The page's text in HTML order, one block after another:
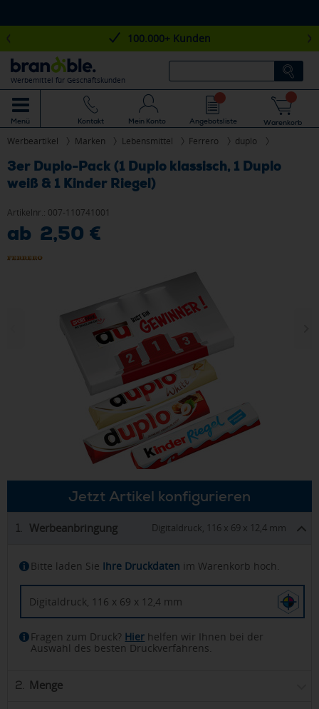
100.000+ Kunden
Werbemittel für Geschäftskunden
Menü Kontakt Mein Konto Angebotsliste Warenkorb
Werbeartikel Marken Lebensmittel Ferrero duplo
3er Duplo-Pack (1 Duplo klassisch, 1 Duplo
weiß & 1 Kinder Riegel)
Artikelnr.: 007-110741001
ab 2,50 €
Jetzt Artikel konfigurieren
1. Werbeanbringung Digitaldruck, 116 x 69 x 12,4 mm
Bitte laden Sie Ihre Druckdaten im Warenkorb hoch.
Digitaldruck, 116 x 69 x 12,4 mm
Fragen zum Druck? Hier helfen wir Ihnen bei der
Auswahl des besten Druckverfahrens.
2. Menge